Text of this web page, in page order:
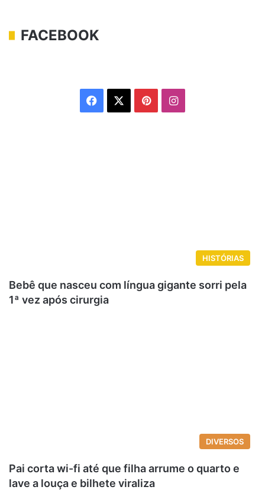
FACEBOOK
Facebook PinterestInstagram
HISTÓRIAS
Bebê que nasceu com língua gigante sorri pela
1ª vez após cirurgia
DIVERSOS
Pai corta wi-fi até que filha arrume o quarto e
lave a louça e bilhete viraliza